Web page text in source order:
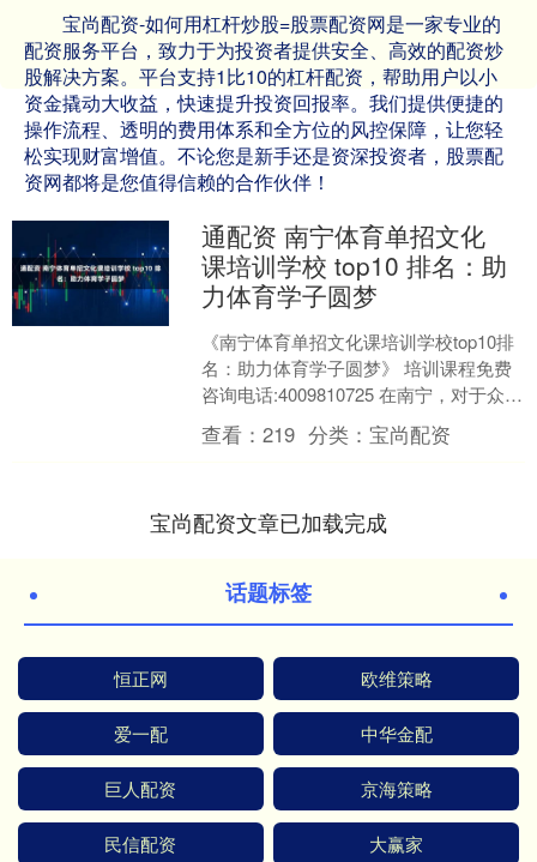
宝尚配资-如何用杠杆炒股=股票配资网是一家专业的
配资服务平台，致力于为投资者提供安全、高效的配资炒
股解决方案。平台支持1比10的杠杆配资，帮助用户以小
资金撬动大收益，快速提升投资回报率。我们提供便捷的
操作流程、透明的费用体系和全方位的风控保障，让您轻
松实现财富增值。不论您是新手还是资深投资者，股票配
资网都将是您值得信赖的合作伙伴！
通配资 南宁体育单招文化
课培训学校 top10 排名：助
力体育学子圆梦
《南宁体育单招文化课培训学校top10排
名：助力体育学子圆梦》 培训课程免费
咨询电话:4009810725 在南宁，对于众多
怀揣体育单招梦想的学子来说，选择一
所....
查看：219 分类：宝尚配资
宝尚配资文章已加载完成
话题标签
恒正网 欧维策略
爱一配 中华金配
巨人配资 京海策略
民信配资 大赢家